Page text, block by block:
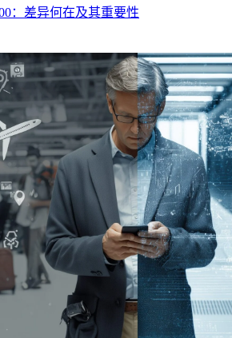
：差异何在及其重要性